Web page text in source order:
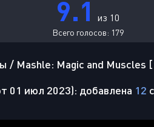
9.1 из 10
Всего голосов: 179
/ Mashle: Magic and Muscles
01 июл 2023): добавлена 12